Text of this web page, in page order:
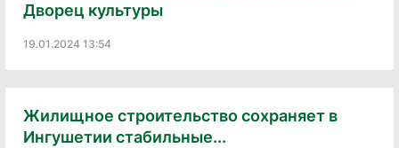
Дворец культуры
19.01.2024 13:54
Жилищное строительство сохраняет в
Ингушетии стабильные...